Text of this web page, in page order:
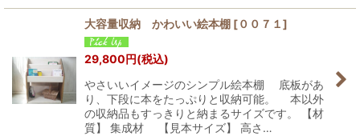
大容量収納 かわいい絵本棚 [００７１]
29,800円(税込)
やさいいイメージのシンプル絵本棚 底板があ
り、下段に本をたっぷりと収納可能。 本以外
の収納品もすっきりと納まるサイズです。 【材
質】 集成材 【見本サイズ】 高さ…